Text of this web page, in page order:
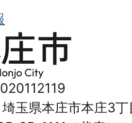
玉県本庄市本庄3丁